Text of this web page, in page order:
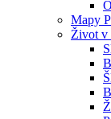
Mapy
Život v